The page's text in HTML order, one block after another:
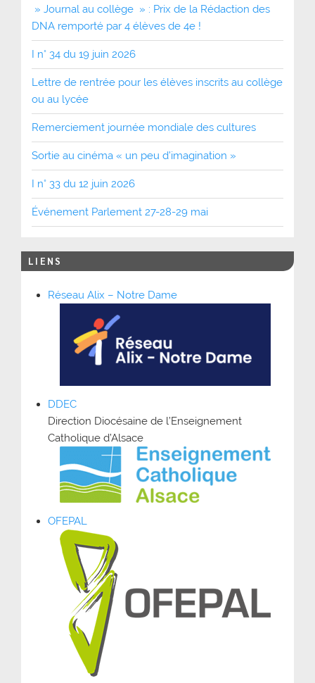
» Journal au collège » : Prix de la Rédaction des
DNA remporté par 4 élèves de 4e !
I n° 34 du 19 juin 2026
Lettre de rentrée pour les élèves inscrits au collège
ou au lycée
Remerciement journée mondiale des cultures
Sortie au cinéma « un peu d’imagination »
I n° 33 du 12 juin 2026
Événement Parlement 27-28-29 mai
LIENS
Réseau Alix – Notre Dame
DDEC
Direction Diocésaine de l’Enseignement
Catholique d’Alsace
OFEPAL